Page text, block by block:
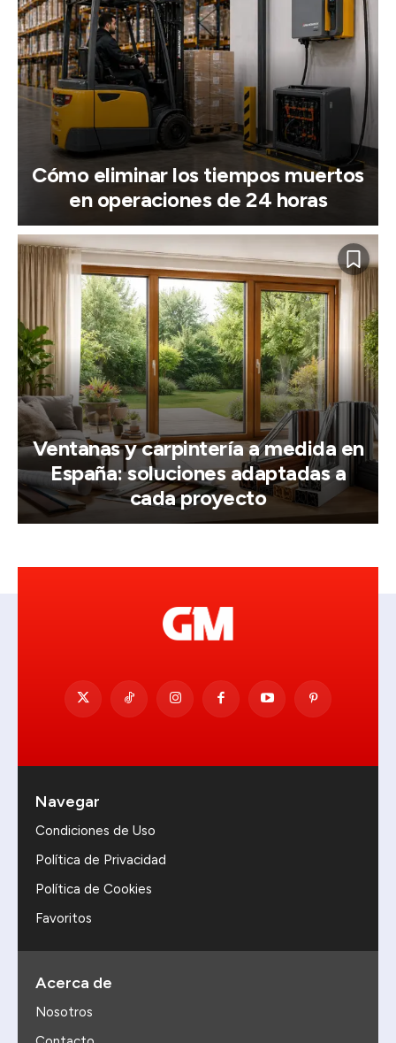
Cómo eliminar los tiempos muertos
en operaciones de 24 horas
Ventanas y carpintería a medida en
España: soluciones adaptadas a
cada proyecto
Navegar
Condiciones de Uso
Política de Privacidad
Política de Cookies
Favoritos
Acerca de
Nosotros